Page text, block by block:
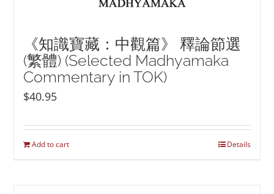
《知識寶藏：中觀篇》 釋論節選
(繁體) (Selected Madhyamaka
Commentary in TOK)
$40.95
Add to cart Details